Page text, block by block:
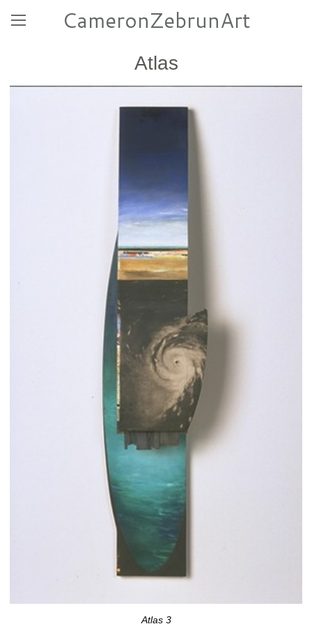
CameronZebrunArt
Atlas
Atlas 3